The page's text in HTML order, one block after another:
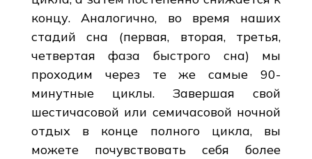
концу. Аналогично, во время наших
стадий сна (первая, вторая, третья,
четвертая фаза быстрого сна) мы
проходим через те же самые 90-
минутные циклы. Завершая свой
шестичасовой или семичасовой ночной
отдых в конце полного цикла, вы
можете почувствовать себя более